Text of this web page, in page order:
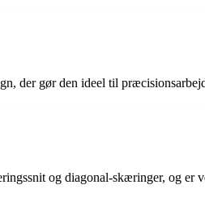
der gør den ideel til
og diagonal-skæringer, og er